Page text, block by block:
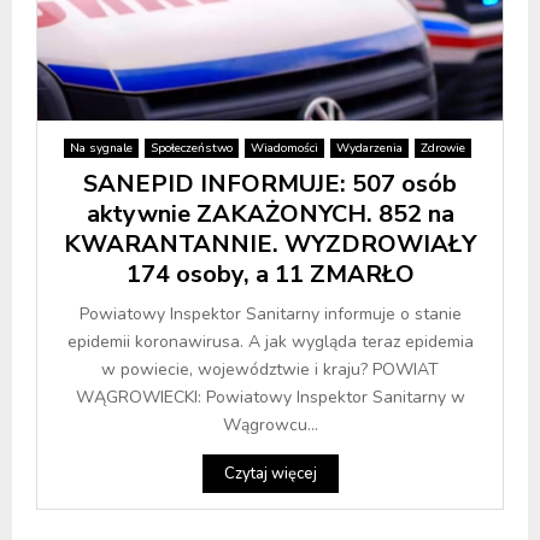
Na sygnale Społeczeństwo Wiadomości Wydarzenia Zdrowie
SANEPID INFORMUJE: 507 osób
aktywnie ZAKAŻONYCH. 852 na
KWARANTANNIE. WYZDROWIAŁY
174 osoby, a 11 ZMARŁO
Powiatowy Inspektor Sanitarny informuje o stanie
epidemii koronawirusa. A jak wygląda teraz epidemia
w powiecie, województwie i kraju? POWIAT
WĄGROWIECKI: Powiatowy Inspektor Sanitarny w
Wągrowcu...
Czytaj więcej